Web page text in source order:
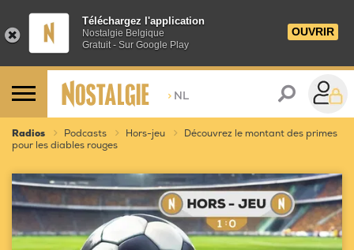
Téléchargez l'application
Nostalgie Belgique
Gratuit - Sur Google Play
OUVRIR
> NL
Radios Podcasts Hors-jeu
Découvrez le montant des primes
pour les diables rouges